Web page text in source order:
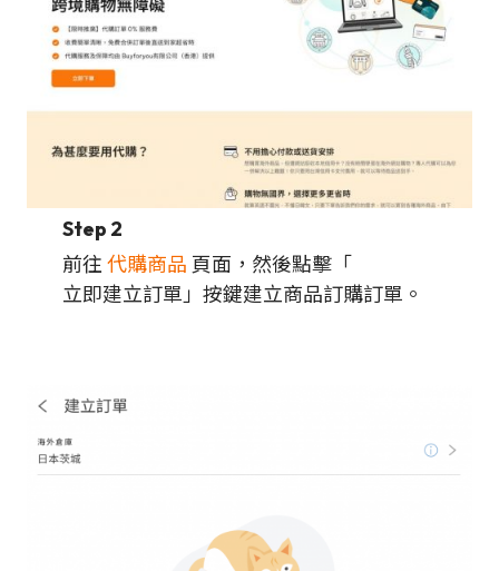
Step 2
前往 代購商品 頁面，然後點擊「
立即建立訂單」按鍵建立商品訂購訂單。